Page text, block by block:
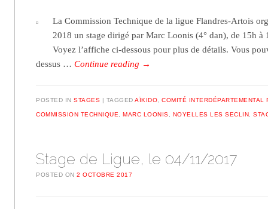
La Commission Technique de la ligue Flandres-Artois
2018 un stage dirigé par Marc Loonis (4° dan), de 15h à
Voyez l’affiche ci-dessous pour plus de détails. Vous
dessus …Continue reading →
POSTED INSTAGES TAGGEDAÏKIDO ,COMITÉ INTERDÉPARTEMENTAL
COMMISSION TECHNIQUE ,MARC LOONIS NOYELLES LES SECLIN ,
Stage de Ligue, le 04/11/2017
POSTED ON2 OCTOBRE 2017